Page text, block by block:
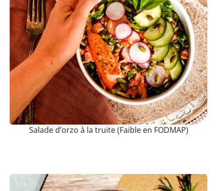
Salade d’orzo à la truite (Faible en FODMAP)